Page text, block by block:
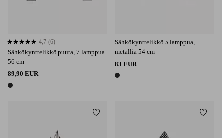
Sähkökynttelikkö puuta, 7 lamppua
56 cm
89,90 EUR
1 väri
4,7 perustuen 6 arvosanaan
4,7 (6)
Sähkökynttelikkö 5 lamppua,
metallia 54 cm
83 EUR
1 väri
Lisää suosikkeihin Lisää